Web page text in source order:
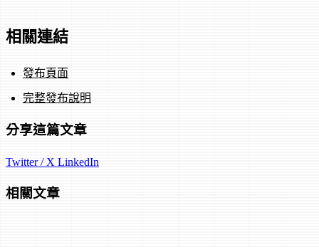
相關連結
發布頁面
完整發布說明
分享這篇文章
Twitter / X LinkedIn
相關文章